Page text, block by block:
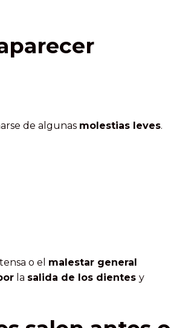
de algunas molestias leves.
o el malestar general
la salida de los dientes y